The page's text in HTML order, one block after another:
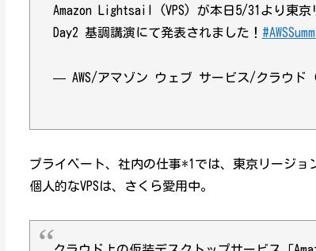
Amazon Lightsail (VPS) が本日5/31より東京
Day2 基調講演にて発表されました！
— AWS/アマゾン ウェブ サービス/クラウド
プライベート、社内の仕事*1では、東京リージョ
個人的なVPSは、さくら愛用中。